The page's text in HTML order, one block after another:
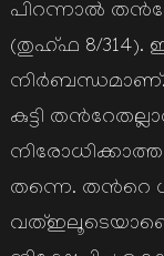
പിറന്നാല്‍
(തുഹ്ഫ 8/314).
നിര്‍ബന്ധമാണ്.
കുട്ടി
തന്നെ. തന്‍റെ